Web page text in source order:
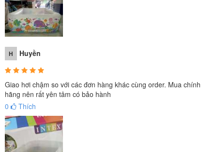
H Huyền
Giao hơi chậm so với các đơn hàng khác cùng order. Mua chính
hãng nên rất yên tâm có bảo hành
0
Thích